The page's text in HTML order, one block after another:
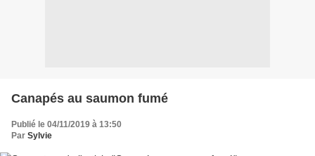
Canapés au saumon fumé
Publié le 04/11/2019 à 13:50
Par Sylvie